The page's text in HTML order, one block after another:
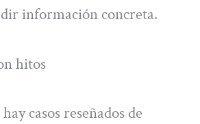
información concreta.
hitos
casos reseñados de